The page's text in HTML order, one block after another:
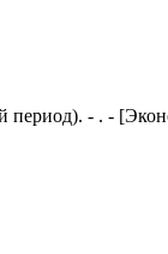
- . -